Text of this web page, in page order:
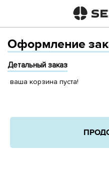
Оформление
Детальный заказ
ваша корзина пуста!